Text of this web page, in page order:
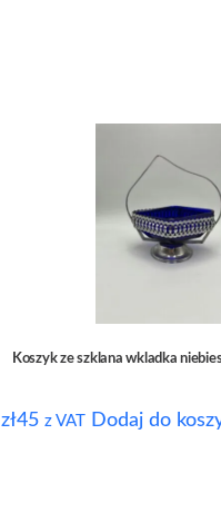
Koszyk ze szklana wkladka
zł45 z VAT Dodaj do